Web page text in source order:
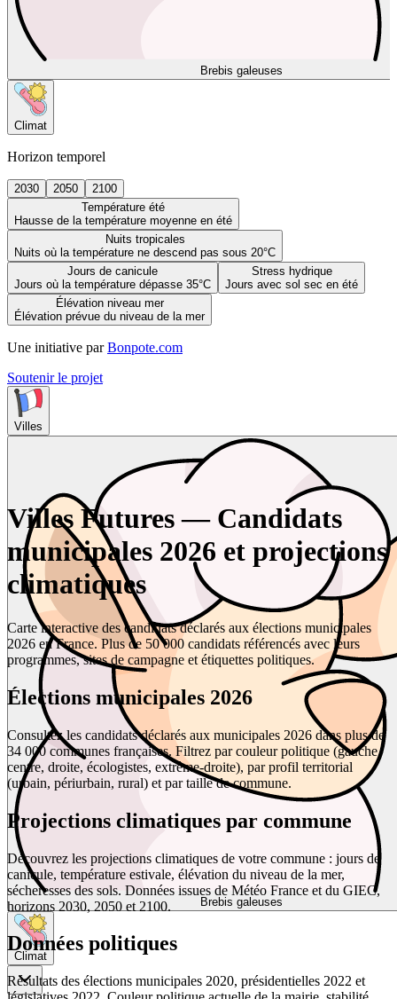
Brebis galeuses
Climat
Horizon temporel
2030 2050
2100
Température été
Hausse de la température moyenne en été
Nuits tropicales
Nuits où la température ne descend pas sous 20°C
Jours de canicule
Jours où la température dépasse 35°C
Stress hydrique
Jours avec sol sec en été
Élévation niveau mer
Élévation prévue du niveau de la mer
Une initiative par Bonpote.com
Soutenir le projet
Villes
Brebis galeuses
Climat
Villes Futures — Candidats
municipales 2026 et projections
climatiques
Carte interactive des candidats déclarés aux élections municipales
2026 en France. Plus de 50 000 candidats référencés avec leurs
programmes, sites de campagne et étiquettes politiques.
Élections municipales 2026
Consultez les candidats déclarés aux municipales 2026 dans plus de
34 000 communes françaises. Filtrez par couleur politique (gauche,
centre, droite, écologistes, extrême-droite), par profil territorial
(urbain, périurbain, rural) et par taille de commune.
Projections climatiques par commune
Découvrez les projections climatiques de votre commune : jours de
canicule, température estivale, élévation du niveau de la mer,
sécheresses des sols. Données issues de Météo France et du GIEC,
horizons 2030, 2050 et 2100.
Données politiques
Résultats des élections municipales 2020, présidentielles 2022 et